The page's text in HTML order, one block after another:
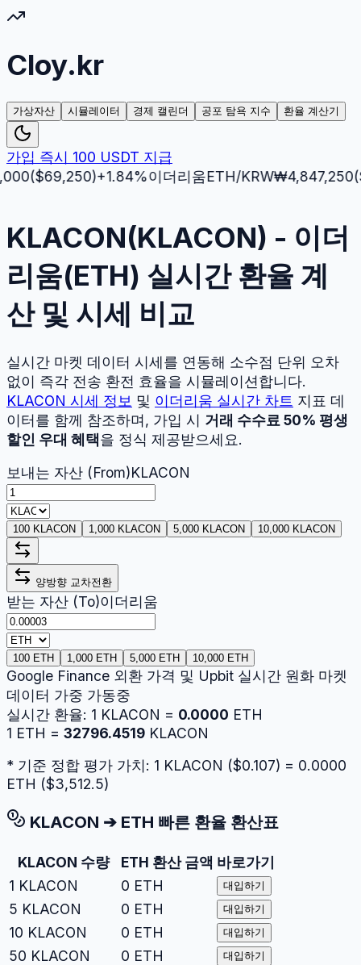
Cloy.kr
가상자산 시뮬레이터 경제 캘린더 공포 탐욕 지수 환율 계산기
가입 즉시 100 USDT 지급
69,250)+1.84%이더리움ETH/KRW₩4,847,250($
KLACON(KLACON) - 이더
리움(ETH) 실시간 환율 계
산 및 시세 비교
실시간 마켓 데이터 시세를 연동해 소수점 단위 오차
없이 즉각 전송 환전 효율을 시뮬레이션합니다.
KLACON 시세 정보 및 이더리움 실시간 차트 지표 데
이터를 함께 참조하며, 가입 시 거래 수수료 50% 평생
할인 우대 혜택을 정식 제공받으세요.
보내는 자산 (From)KLACON
100 KLACON 1,000 KLACON 5,000 KLACON 10,000 KLACON
양방향 교차전환
받는 자산 (To)이더리움
100 ETH 1,000 ETH 5,000 ETH 10,000 ETH
Google Finance 외환 가격 및 Upbit 실시간 원화 마켓
데이터 가중 가동중
실시간 환율: 1 KLACON = 0.0000 ETH
1 ETH = 32796.4519 KLACON
* 기준 정합 평가 가치: 1 KLACON ($0.107) = 0.0000
ETH ($3,512.5)
KLACON ➔ ETH 빠른 환율 환산표
KLACON 수량 ETH 환산 금액 바로가기
1 KLACON 0 ETH 대입하기
5 KLACON 0 ETH 대입하기
10 KLACON 0 ETH 대입하기
50 KLACON 0 ETH 대입하기